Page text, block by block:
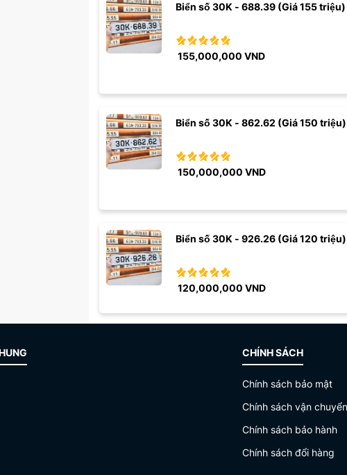
Biển số 30K - 688.39 (Giá 155 triệu)
155,000,000 VND
Biển số 30K - 862.62 (Giá 150 triệu)
150,000,000 VND
Biển số 30K - 926.26 (Giá 120 triệu)
120,000,000 VND
CHÍNH SÁCH
Chính sách bảo mật
Chính sách vận chuyển
Chính sách bảo hành
Chính sách đổi hàng